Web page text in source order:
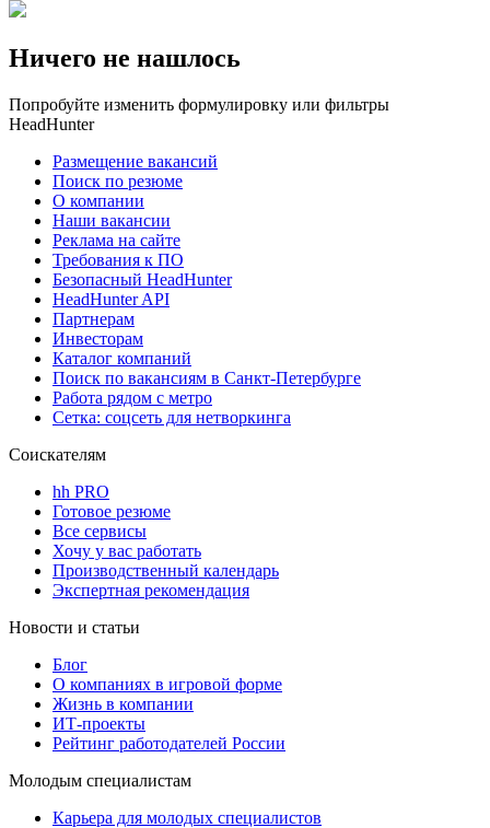
Ничего не нашлось
Попробуйте изменить формулировку или фильтры
HeadHunter
Размещение вакансий
Поиск по резюме
О компании
Наши вакансии
Реклама на сайте
Требования к ПО
Безопасный HeadHunter
HeadHunter API
Партнерам
Инвесторам
Каталог компаний
Поиск по вакансиям в Санкт-Петербурге
Работа рядом с метро
Сетка: соцсеть для нетворкинга
Соискателям
hh PRO
Готовое резюме
Все сервисы
Хочу у вас работать
Производственный календарь
Экспертная рекомендация
Новости и статьи
Блог
О компаниях в игровой форме
Жизнь в компании
ИТ-проекты
Рейтинг работодателей России
Молодым специалистам
Карьера для молодых специалистов